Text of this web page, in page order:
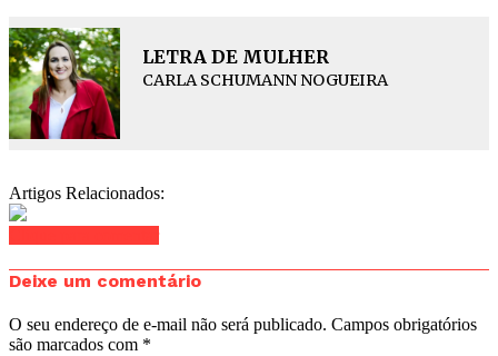
LETRA DE MULHER
CARLA SCHUMANN NOGUEIRA
Artigos Relacionados:
Deixe um comentário
O seu endereço de e-mail não será publicado. Campos obrigatórios
são marcados com *